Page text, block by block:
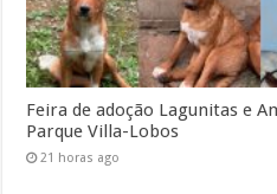
Feira de adoção Lagunitas e
Parque Villa-Lobos
21 horas ago